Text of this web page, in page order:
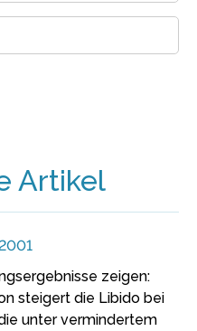
Artikel
zeigen:
steigert die Libido bei
unter vermindertem